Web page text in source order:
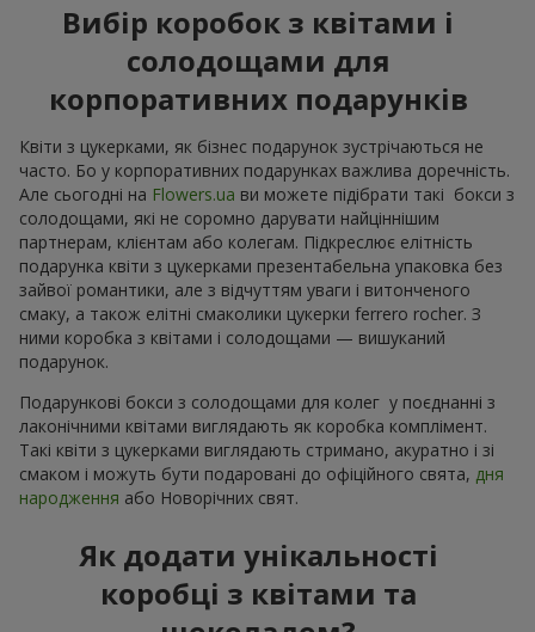
Вибір коробок з квітами і
солодощами для
корпоративних подарунків
Квіти з цукерками, як бізнес подарунок зустрічаються не
часто. Бо у корпоративних подарунках важлива доречність.
Але сьогодні на Flowers.ua ви можете підібрати такі бокси з
солодощами, які не соромно дарувати найціннішим
партнерам, клієнтам або колегам. Підкреслює елітність
подарунка квіти з цукерками презентабельна упаковка без
зайвої романтики, але з відчуттям уваги і витонченого
смаку, а також елітні смаколики цукерки ferrero rocher. З
ними коробка з квітами і солодощами — вишуканий
подарунок.
Подарункові бокси з солодощами для колег у поєднанні з
лаконічними квітами виглядають як коробка комплімент.
Такі квіти з цукерками виглядають стримано, акуратно і зі
смаком і можуть бути подаровані до офіційного свята, дня
народження або Новорічних свят.
Як додати унікальності
коробці з квітами та